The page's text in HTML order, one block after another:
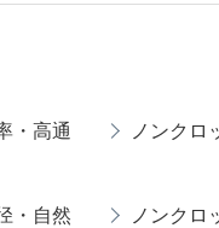
・高通 ノンクロ
・自然 ノンクロ